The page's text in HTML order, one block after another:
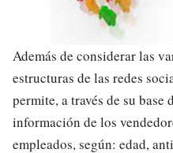
Además de considerar las
estructuras de las redes
permite, a través de su base
información de los
empleados, según: edad,